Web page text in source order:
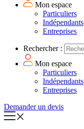
Mon espace
Particuliers
Indépendants
Entreprises
Rechercher :
Mon espace
Particuliers
Indépendants
Entreprises
Demander un devis